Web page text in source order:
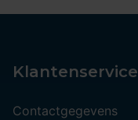
Klantenservice
Contactgegevens